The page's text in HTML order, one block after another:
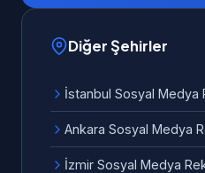
Diğer Şehirler
İstanbul Sosyal Medya
Ankara Sosyal Medya
İzmir Sosyal Medya